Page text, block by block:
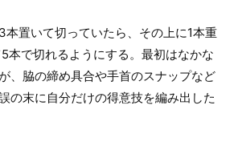
置いて切っていたら、その上に1本重
本で切れるようにする。最初はなかな
、脇の締め具合や手首のスナップなど
の末に自分だけの得意技を編み出した